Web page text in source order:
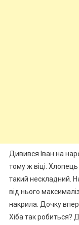
Дивився Іван на
тому ж віці.
такий нескладний.
від нього
накрила. Дочку
Хіба так